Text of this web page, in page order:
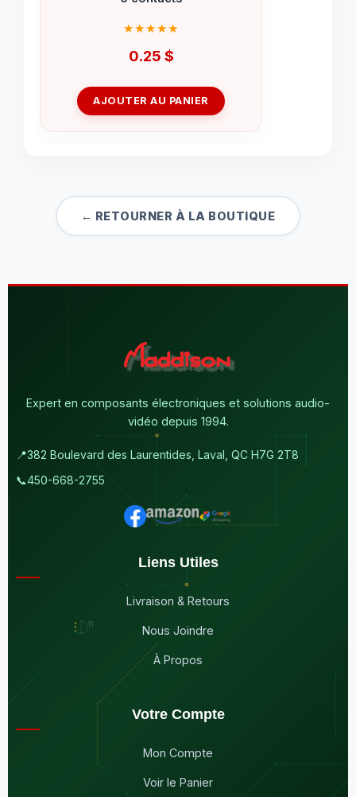
0.25 $
AJOUTER AU PANIER
← RETOURNER À LA BOUTIQUE
Expert en composants électroniques et solutions audio-
vidéo depuis 1994.
📍382 Boulevard des Laurentides, Laval, QC H7G 2T8
📞450-668-2755
Liens Utiles
Livraison & Retours
Nous Joindre
À Propos
Votre Compte
Mon Compte
Voir le Panier